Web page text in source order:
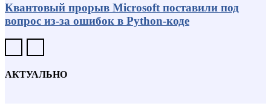
Квантовый прорыв Microsoft поставили под
вопрос из-за ошибок в Python-коде
АКТУАЛЬНО